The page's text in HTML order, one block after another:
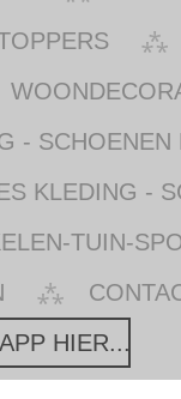
- SCHOENEN
KLEDING -
TUIN-
HIER...